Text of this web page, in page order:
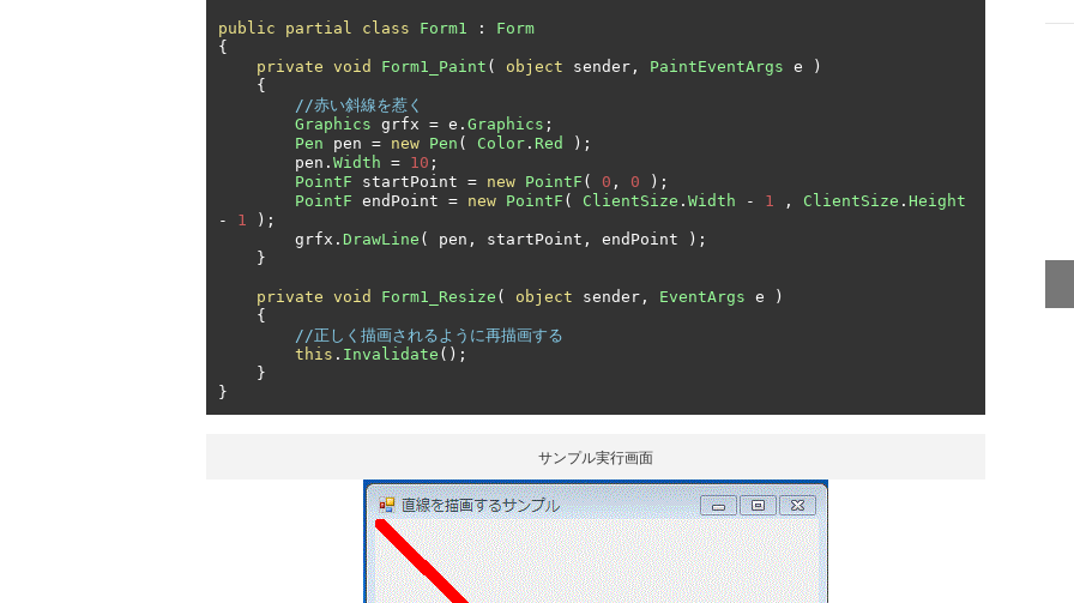
public partial class Form1 :
Form
{
private void Form1_Paint ( object sender , PaintEventArgs e
)
{
//赤い斜線を惹く
Graphics grfx = e . Graphics ;
Pen pen = new Pen ( Color . Red
);
        pen
. Width = 10 ;
PointF startPoint = new PointF ( 0 , 0
);
PointF endPoint = new PointF ( ClientSize . Width - 1 , ClientSize . Height
-
1
);
        grfx
. DrawLine ( pen , startPoint , endPoint
);
}
private void Form1_Resize ( object sender , EventArgs e
)
{
//正しく描画されるように再描画する
this . Invalidate ();
}
}
サンプル実行画面